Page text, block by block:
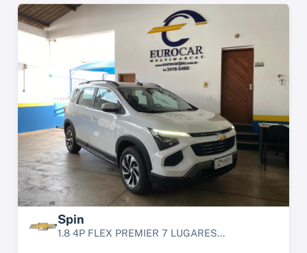
Spin
1.8 4P FLEX PREMIER 7 LUGARES...